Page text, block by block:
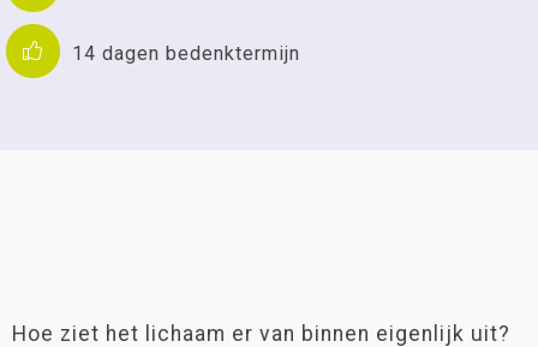
14 dagen bedenktermijn
Hoe ziet het lichaam er van binnen eigenlijk uit?